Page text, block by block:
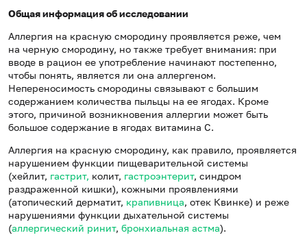
Общая информация об исследовании
Аллергия на красную смородину проявляется реже, чем
на черную смородину, но также требует внимания: при
вводе в рацион ее употребление начинают постепенно,
чтобы понять, является ли она аллергеном.
Непереносимость смородины связывают с большим
содержанием количества пыльцы на ее ягодах. Кроме
этого, причиной возникновения аллергии может быть
большое содержание в ягодах витамина С.
Аллергия на красную смородину, как правило, проявляется
нарушением функции пищеварительной системы
(хейлит, гастрит, колит, гастроэнтерит, синдром
раздраженной кишки), кожными проявлениями
(атопический дерматит, крапивница, отек Квинке) и реже
нарушениями функции дыхательной системы
(аллергический ринит, бронхиальная астма).